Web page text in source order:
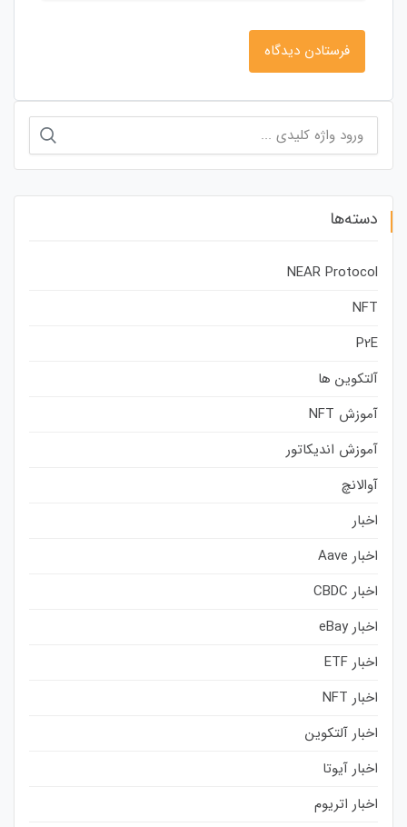
برای:
دسته‌ها
NEAR Protocol
NFT
P2E
آلتکوین ها
آموزش NFT
آموزش اندیکاتور
آوالانچ
اخبار
اخبار Aave
اخبار CBDC
اخبار eBay
اخبار ETF
اخبار NFT
اخبار آلتکوین
اخبار آیوتا
اخبار اتریوم